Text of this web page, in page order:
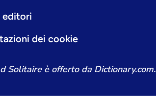
editori
dei cookie
Solitaire è offerto da Dictionary.com.